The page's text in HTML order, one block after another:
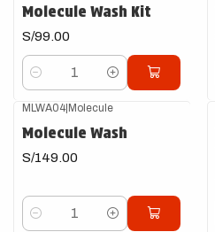
Molecule Wash Kit
S/99.00
Cantidad
MLWA04| Molecule
Molecule Wash
S/149.00
Cantidad